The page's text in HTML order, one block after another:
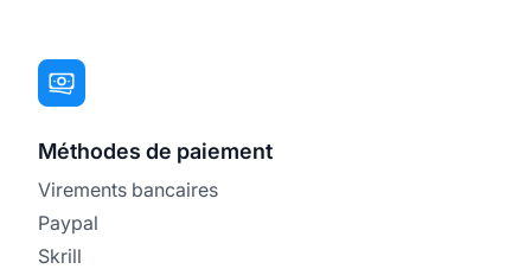
Méthodes de paiement
Virements bancaires
Paypal
Skrill